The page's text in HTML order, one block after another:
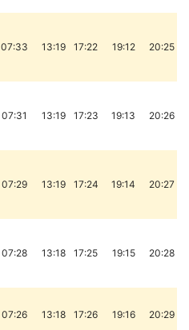
07:33 13:19 17:22 19:12 20:25
07:31 13:19 17:23 19:13 20:26
07:29 13:19 17:24 19:14 20:27
07:28 13:18 17:25 19:15 20:28
07:26 13:18 17:26 19:16 20:29